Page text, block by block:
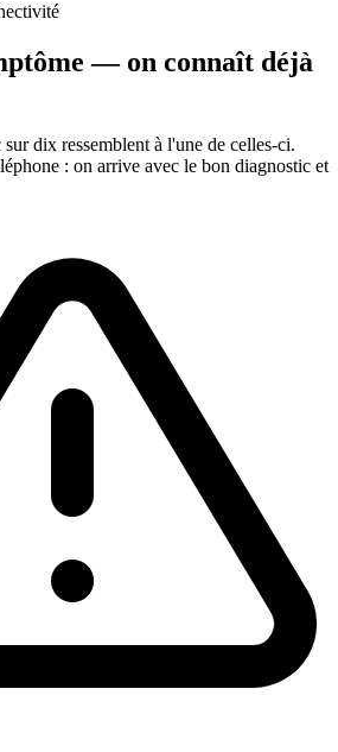
— on connaît déjà
dix ressemblent à l'une de celles-ci.
: on arrive avec le bon diagnostic et